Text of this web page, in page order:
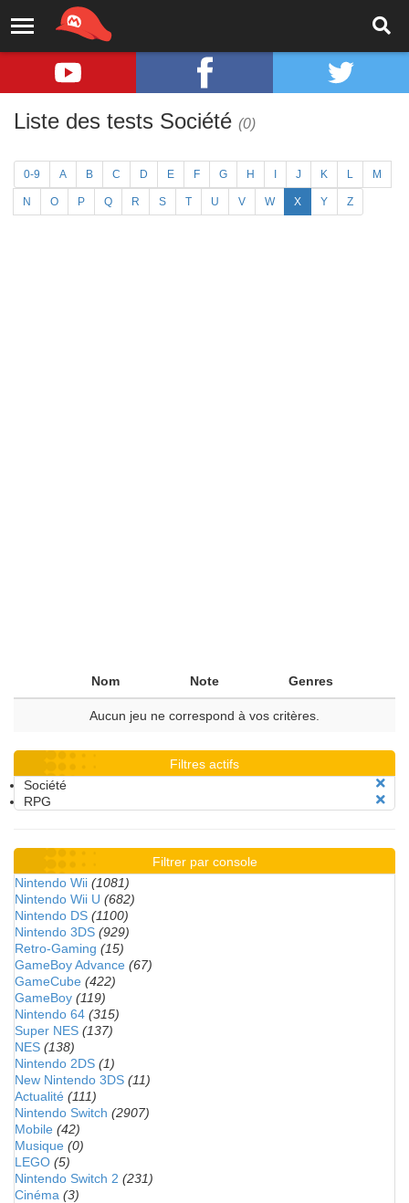
Liste des tests Société (0)
0-9 A B C D E F G H J K L M
N O P Q R S T U V W X Y Z
Nom Note Genres
Aucun jeu ne correspond à vos critères.
Filtres actifs
Société
RPG
Filtrer par console
Nintendo Wii (1081)
Nintendo Wii U (682)
Nintendo DS (1100)
Nintendo 3DS (929)
Retro-Gaming (15)
GameBoy Advance (67)
GameCube (422)
GameBoy (119)
Nintendo 64 (315)
Super NES (137)
NES (138)
Nintendo 2DS (1)
New Nintendo 3DS (11)
Actualité (111)
Nintendo Switch (2907)
Mobile (42)
Musique (0)
LEGO (5)
Nintendo Switch 2 (231)
Cinéma (3)